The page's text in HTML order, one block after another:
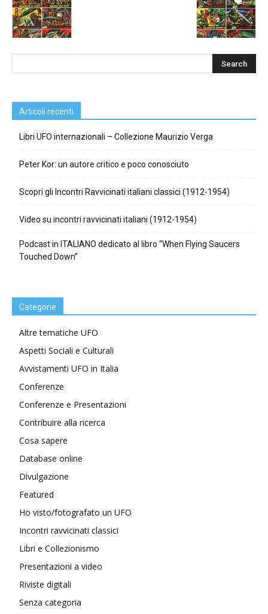
Articoli recenti
Libri UFO internazionali – Collezione Maurizio Verga
Peter Kor: un autore critico e poco conosciuto
Scopri gli Incontri Ravvicinati italiani classici (1912-1954)
Video su incontri ravvicinati italiani (1912-1954)
Podcast in ITALIANO dedicato al libro “When Flying Saucers
Touched Down”
Categorie
Altre tematiche UFO
Aspetti Sociali e Culturali
Avvistamenti UFO in Italia
Conferenze
Conferenze e Presentazioni
Contribuire alla ricerca
Cosa sapere
Database online
Divulgazione
Featured
Ho visto/fotografato un UFO
Incontri ravvicinati classici
Libri e Collezionismo
Presentazioni a video
Riviste digitali
Senza categoria